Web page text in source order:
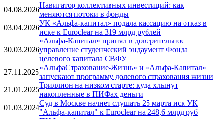
04.08.2026
Навигатор коллективных инвестиций: как
меняются потоки в фонды
03.04.2026
УК «Альфа-капитал» подала кассацию на отказ в
иске к Euroclear на 319 млрд рублей
30.03.2026
«Альфа-Капитал» принял в доверительное
управление студенческий эндаумент Фонда
целевого капитала СВФУ
27.11.2025
«АльфаСтрахование-Жизнь» и «Альфа-Капитал»
запускают программу долевого страхования жизни
21.01.2025
Триллион на низком старте: куда хлынут
накопленные в ПИФах деньги
01.03.2024
Суд в Москве начнет слушать 25 марта иск УК
"Альфа-капитал" к Euroclear на 248,6 млрд руб